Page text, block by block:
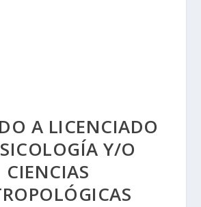
A LICENCIADO
Y/O
CIENCIAS